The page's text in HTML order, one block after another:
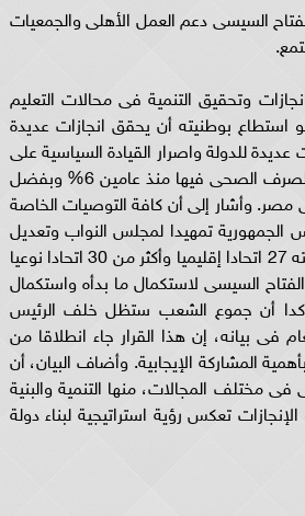
السيسى دعم العمل الأهلى والجمعيات
وتحقيق التنمية فى محالات التعليم
والطاقة والصحة والبنية التحتية. وتابع أنه منذ عام 2013 فهو استطاع بوطنيته أن يحقق انجازات عديدة
للدولة واصرار القيادة السياسية على
استكمال المرحلة الثانية وتحقيق انجازات موضحا أن محافظة أسيوط كلن نسبة الصرف الصحى فيها منذ عامين 6% وبفضل
وأشار إلى أن كافة التوصيات الخاصة
الجمهورية تمهيدا لمجلس النواب وتعديل
القانون. وكان الاتحاد العام للجمعيات والمؤسسات الأهلية والذى يضم فى عضويته 27 اتحادا إقليميا وأكثر من 30 اتحادا نوعيا
السيسى لاستكمال ما بدأه واستكمال
مؤكدا أن جموع الشعب ستظل خلف الرئيس
فى بيانه، إن هذا القرار جاء انطلاقا من
المتعلق بالانتخابات الرئاسية المقبلة 2024، وإيمانا بأهمية المشاركة الإيجابية. وأضاف البيان، أن
مختلف المجالات، منها التنمية والبنية
تعكس رؤية استراتيجية لبناء دولة